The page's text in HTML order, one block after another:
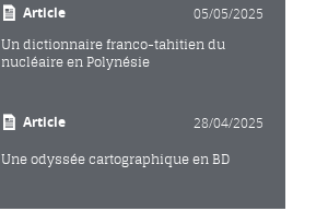
Article 05/05/2025
Un dictionnaire franco-tahitien du
nucléaire en Polynésie
Article 28/04/2025
Une odyssée cartographique en BD